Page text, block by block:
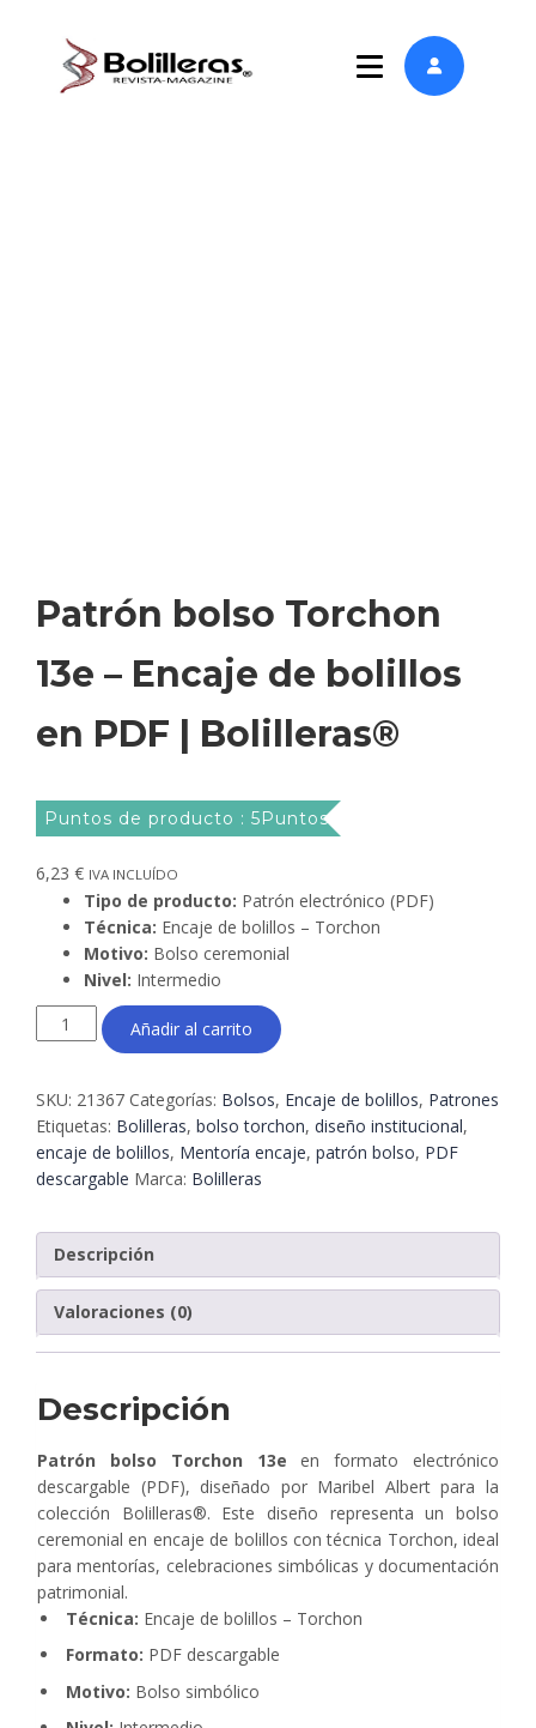
Patrón bolso Torchon
13e – Encaje de bolillos
en PDF | Bolilleras®
Puntos de producto : 5Puntos
6,23 € IVA INCLUÍDO
Tipo de producto: Patrón electrónico (PDF)
Técnica: Encaje de bolillos – Torchon
Motivo: Bolso ceremonial
Nivel: Intermedio
Patrón
bolso
13e
–
Encaje
de
en
PDF
|
Bolilleras®
cantidad
Añadir al carrito
SKU: 21367 Categorías: Bolsos, Encaje de bolillos, Patrones
Etiquetas: Bolilleras, bolso torchon, diseño institucional,
encaje de bolillos, Mentoría encaje, patrón bolso, PDF
descargable Marca: Bolilleras
Descripción
Valoraciones (0)
Descripción
Patrón bolso Torchon 13e en formato electrónico
descargable (PDF), diseñado por Maribel Albert para la
colección Bolilleras®. Este diseño representa un bolso
ceremonial en encaje de bolillos con técnica Torchon, ideal
para mentorías, celebraciones simbólicas y documentación
patrimonial.
Técnica: Encaje de bolillos – Torchon
Formato: PDF descargable
Motivo: Bolso simbólico